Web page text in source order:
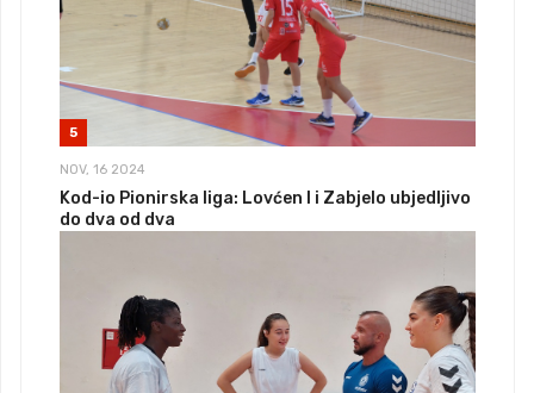
5
NOV, 16 2024
Kod-io Pionirska liga: Lovćen I i Zabjelo ubjedljivo
do dva od dva